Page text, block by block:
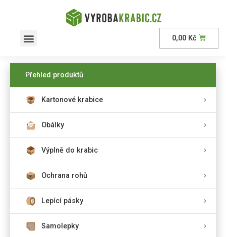
0,00 Kč
Přehled produktů
Kartonové krabice
Obálky
Výplně do krabic
Ochrana rohů
Lepící pásky
Samolepky